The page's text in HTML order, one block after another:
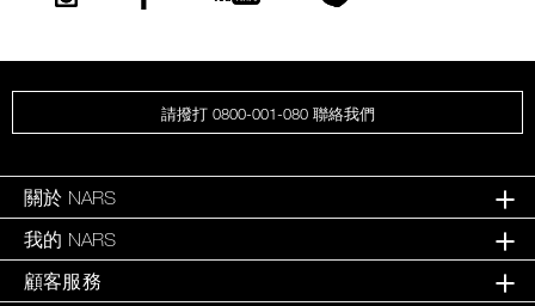
請撥打 0800-001-080 聯絡我們
關於 NARS
我的 NARS
顧客服務